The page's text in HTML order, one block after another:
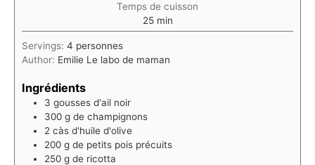
Temps de cuisson
25minutes
min
Servings: 4 personnes
Author: Emilie Le labo de maman
Ingrédients
3 gousses d'ail noir
300 g de champignons
2 càs d'huile d'olive
200 g de petits pois précuits
250 g de ricotta